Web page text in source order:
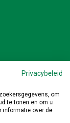
64 4190 CB
Privacybeleid
om
te tonen en om u
informatie over de